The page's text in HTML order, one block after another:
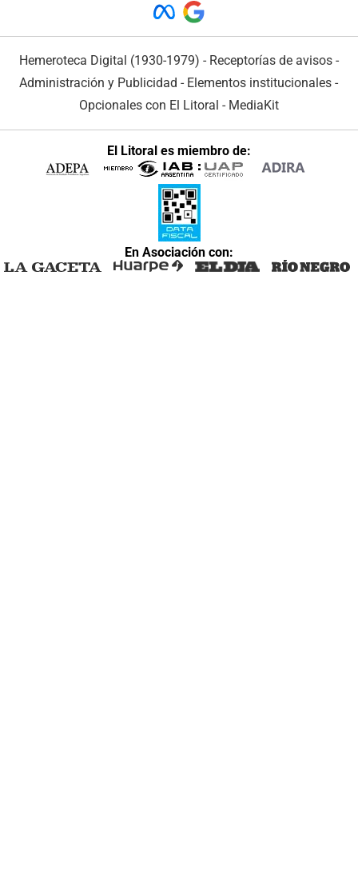
Hemeroteca Digital (1930-1979) - Receptorías de avisos -
Administración y Publicidad - Elementos institucionales -
Opcionales con El Litoral - MediaKit
El Litoral es miembro de:
En Asociación con: